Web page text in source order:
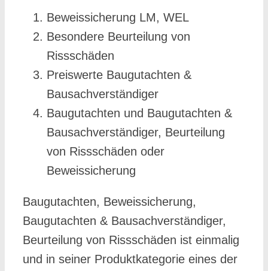
Beweissicherung LM, WEL
Besondere Beurteilung von
Rissschäden
Preiswerte Baugutachten &
Bausachverständiger
Baugutachten und Baugutachten &
Bausachverständiger, Beurteilung
von Rissschäden oder
Beweissicherung
Baugutachten, Beweissicherung,
Baugutachten & Bausachverständiger,
Beurteilung von Rissschäden ist einmalig
und in seiner Produktkategorie eines der